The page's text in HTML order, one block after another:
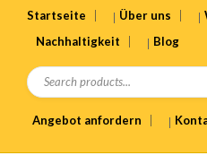
Startseite Über uns
Nachhaltigkeit
Blog
Angebot anfordern